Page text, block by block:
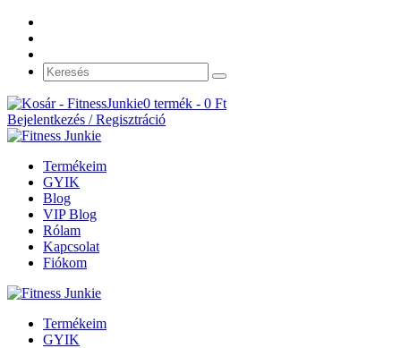
0 termék - 0 Ft
Bejelentkezés / Regisztráció
Termékeim
GYIK
Blog
VIP Blog
Rólam
Kapcsolat
Fiókom
Termékeim
GYIK